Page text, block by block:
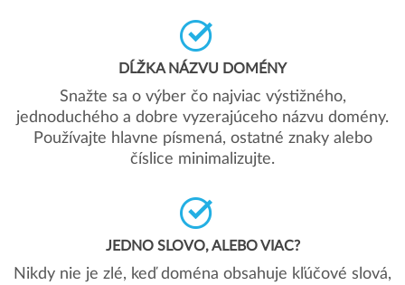
DĹŽKA NÁZVU DOMÉNY
Snažte sa o výber čo najviac výstižného,
jednoduchého a dobre vyzerajúceho názvu domény.
Používajte hlavne písmená, ostatné znaky alebo
číslice minimalizujte.
JEDNO SLOVO, ALEBO VIAC?
Nikdy nie je zlé, keď doména obsahuje kľúčové slová,